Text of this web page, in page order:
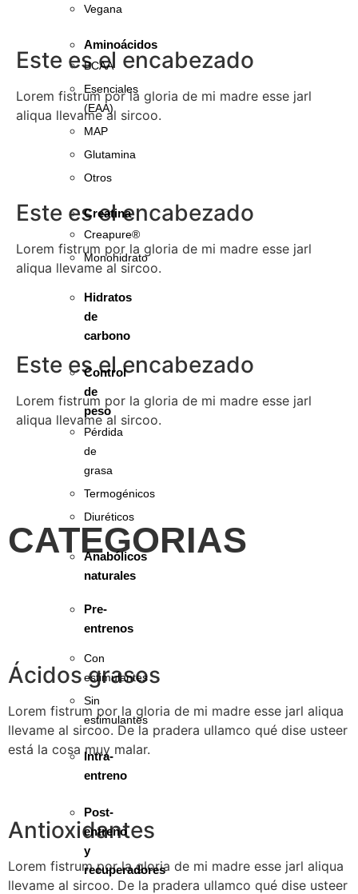
Vegana
Aminoácidos
BCAA
Esenciales
(EAA)
MAP
Glutamina
Otros
Creatina
Creapure®
Monohidrato
Hidratos
de
carbono
Control
de
peso
Pérdida
de
grasa
Termogénicos
Diuréticos
Anabólicos
naturales
Pre-
entrenos
Con
estimulantes
Sin
estimulantes
Intra-
entreno
Post-
entreno
y
recuperadores
Este es el encabezado
Lorem fistrum por la gloria de mi madre esse jarl
aliqua llevame al sircoo.
Este es el encabezado
Lorem fistrum por la gloria de mi madre esse jarl
aliqua llevame al sircoo.
Este es el encabezado
Lorem fistrum por la gloria de mi madre esse jarl
aliqua llevame al sircoo.
CATEGORIAS
Ácidos grasos
Lorem fistrum por la gloria de mi madre esse jarl aliqua
llevame al sircoo. De la pradera ullamco qué dise usteer
está la cosa muy malar.
Antioxidantes
Lorem fistrum por la gloria de mi madre esse jarl aliqua
llevame al sircoo. De la pradera ullamco qué dise usteer